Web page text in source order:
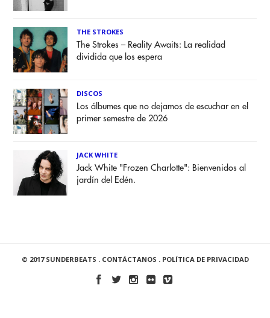
THE STROKES
The Strokes – Reality Awaits: La realidad
dividida que los espera
DISCOS
Los álbumes que no dejamos de escuchar en el
primer semestre de 2026
JACK WHITE
Jack White "Frozen Charlotte": Bienvenidos al
jardín del Edén.
© 2017 SUNDERBEATS . CONTÁCTANOS . POLÍTICA DE PRIVACIDAD